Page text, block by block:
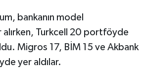
bankanın model
Turkcell 20 portföyde
Migros 17, BİM 15 ve Akbank
yer aldılar.